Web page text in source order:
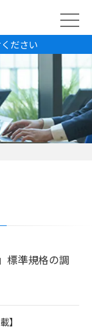
ださい
標準規格の調
】